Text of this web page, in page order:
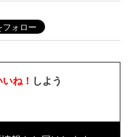
いね！ しよう